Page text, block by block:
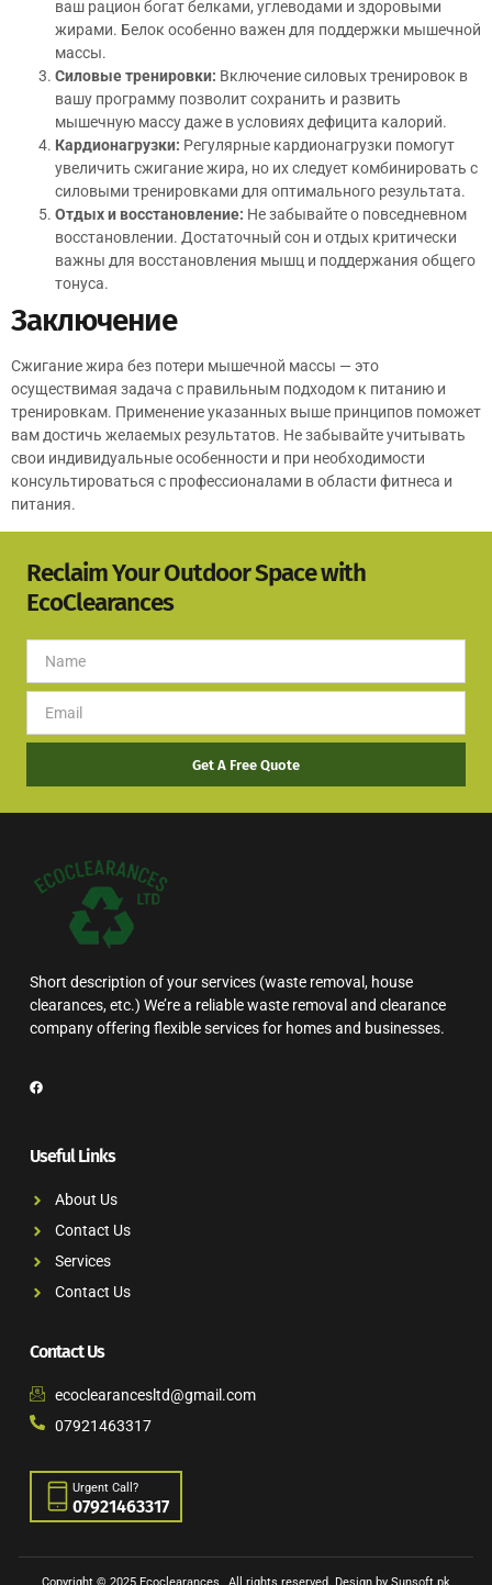
ваш рацион богат белками, углеводами и здоровыми
жирами. Белок особенно важен для поддержки мышечной
массы.
Силовые тренировки: Включение силовых тренировок в
вашу программу позволит сохранить и развить
мышечную массу даже в условиях дефицита калорий.
Кардионагрузки: Регулярные кардионагрузки помогут
увеличить сжигание жира, но их следует комбинировать с
силовыми тренировками для оптимального результата.
Отдых и восстановление: Не забывайте о повседневном
восстановлении. Достаточный сон и отдых критически
важны для восстановления мышц и поддержания общего
тонуса.
Заключение
Сжигание жира без потери мышечной массы — это
осуществимая задача с правильным подходом к питанию и
тренировкам. Применение указанных выше принципов поможет
вам достичь желаемых результатов. Не забывайте учитывать
свои индивидуальные особенности и при необходимости
консультироваться с профессионалами в области фитнеса и
питания.
Reclaim Your Outdoor Space with
EcoClearances
Get A Free Quote
Short description of your services (waste removal, house
clearances, etc.) We’re a reliable waste removal and clearance
company offering flexible services for homes and businesses.
Useful Links
About Us
Contact Us
Services
Contact Us
Contact Us
ecoclearancesltd@gmail.com
07921463317
Urgent Call?
07921463317